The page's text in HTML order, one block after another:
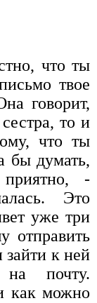
что ты
твое
говорит,
то и
что ты
бы думать,
-
Это
уже три
отправить
зайти к ней
почту.
как можно